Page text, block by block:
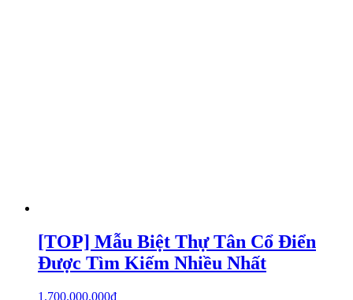
[TOP] Mẫu Biệt Thự Tân Cổ Điển
Được Tìm Kiếm Nhiều Nhất
1.700.000.000₫